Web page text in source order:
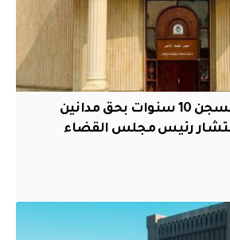
جنايات ذي قار: السجن 10 سنوات بحق مدانين
رئيس مجلس القضاء